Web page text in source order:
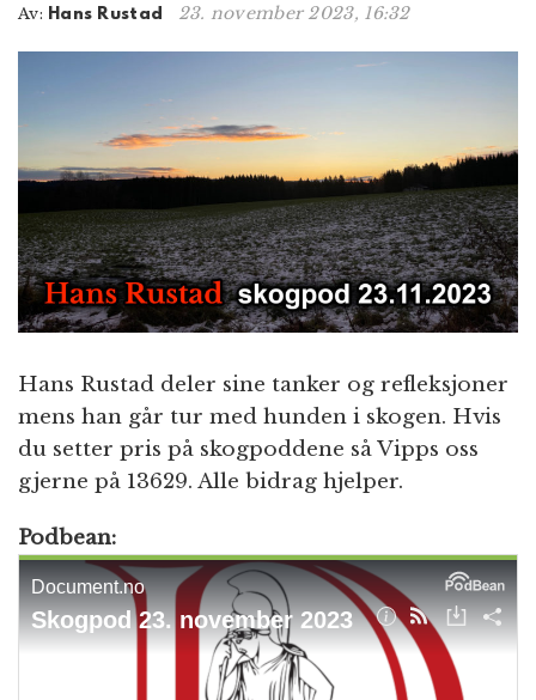
g
o
n
Av: Hans Rustad 23. november 2023, 16:32
Hans Rustad deler sine tanker og refleksjoner
mens han går tur med hunden i skogen. Hvis
du setter pris på skogpoddene så Vipps oss
gjerne på 13629. Alle bidrag hjelper.
Podbean: